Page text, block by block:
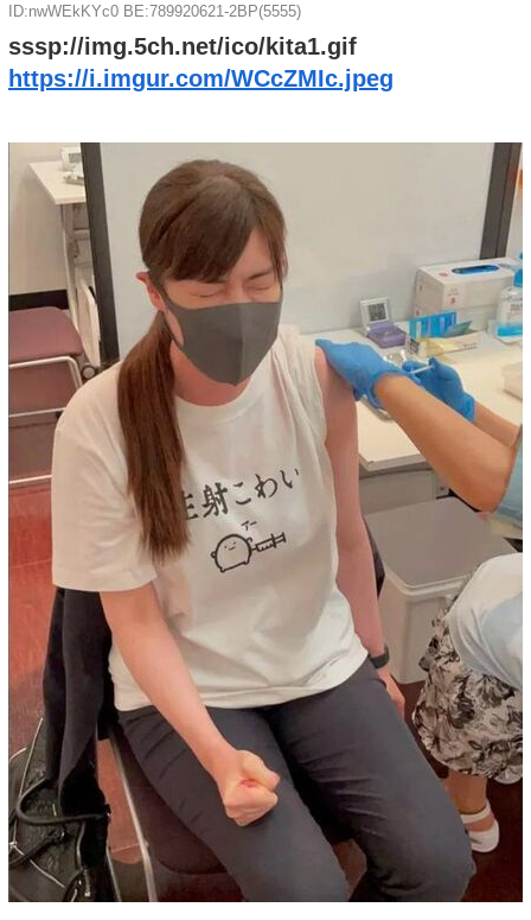
ID:nwWEkKYc0 BE:789920621-2BP(5555)
sssp://img.5ch.net/ico/kita1.gif
https://i.imgur.com/WCcZMIc.jpeg